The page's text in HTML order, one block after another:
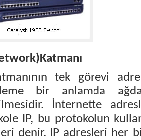
tek görevi
bir anlamda
İnternette
IP, bu protokolun
denir. IP adresleri her